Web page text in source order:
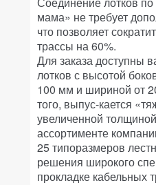
мама» не требует
что позволяет
трассы на 60%.
Для заказа доступны
лотков с высотой
100 мм и шириной от
того, выпус-кается
увеличенной
ассортименте
25 типоразмеров
решения широкого
прокладке кабельных